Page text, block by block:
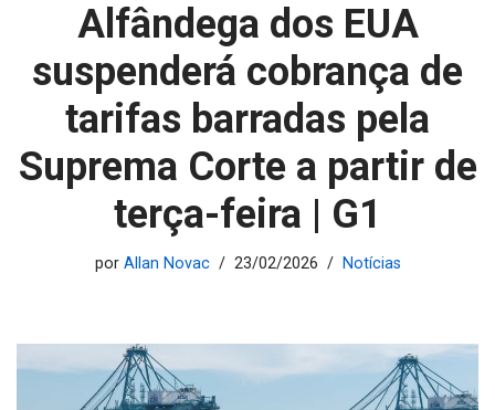
Alfândega dos EUA
suspenderá cobrança de
tarifas barradas pela
Suprema Corte a partir de
terça-feira | G1
por Allan Novac 23/02/2026 Notícias